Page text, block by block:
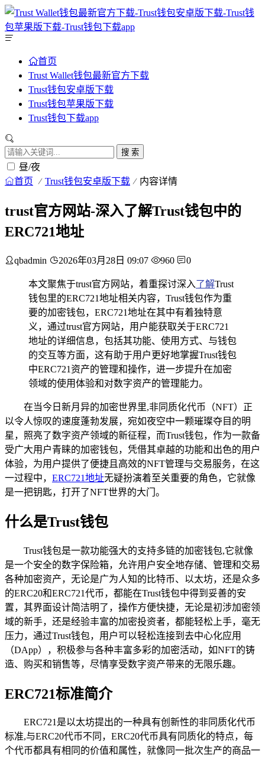
首页
Trust Wallet钱包最新官方下载
Trust钱包安卓版下载
Trust钱包苹果版下载
Trust钱包下载app
搜 索
昼/夜
首页 Trust钱包安卓版下载 内容详情
trust官方网站-深入了解Trust钱包中的
ERC721地址
qbadmin 2026年03月28日 09:07 960 0
本文聚焦于trust官方网站，着重探讨深入了解Trust
钱包里的ERC721地址相关内容，Trust钱包作为重
要的加密钱包，ERC721地址在其中有着独特意
义，通过trust官方网站，用户能获取关于ERC721
地址的详细信息，包括其功能、使用方式、与钱包
的交互等方面，这有助于用户更好地掌握Trust钱包
中ERC721资产的管理和操作，进一步提升在加密
领域的使用体验和对数字资产的管理能力。
在当今日新月异的加密世界里,非同质化代币（NFT）正
以令人惊叹的速度蓬勃发展，宛如夜空中一颗璀璨夺目的明
星，照亮了数字资产领域的新征程，而Trust钱包，作为一款备
受广大用户青睐的加密钱包，凭借其卓越的功能和出色的用户
体验，为用户提供了便捷且高效的NFT管理与交易服务，在这
一过程中， ERC721地址无疑扮演着至关重要的角色，它就像
是一把钥匙，打开了NFT世界的大门。
什么是Trust钱包
Trust钱包是一款功能强大的支持多链的加密钱包,它就像
是一个安全的数字保险箱，允许用户安全地存储、管理和交易
各种加密资产，无论是广为人知的比特币、以太坊，还是众多
的ERC20和ERC721代币，都能在Trust钱包中得到妥善的安
置，其界面设计简洁明了，操作方便快捷，无论是初涉加密领
域的新手，还是经验丰富的加密投资者，都能轻松上手，毫无
压力，通过Trust钱包，用户可以轻松连接到去中心化应用
（DApp），积极参与各种丰富多彩的加密活动，如NFT的铸
造、购买和销售等，尽情享受数字资产带来的无限乐趣。
ERC721标准简介
ERC721是以太坊提出的一种具有创新性的非同质化代币
标准,与ERC20代币不同，ERC20代币具有同质化的特点，每
个代币都具有相同的价值和属性，就像同一批次生产的商品一